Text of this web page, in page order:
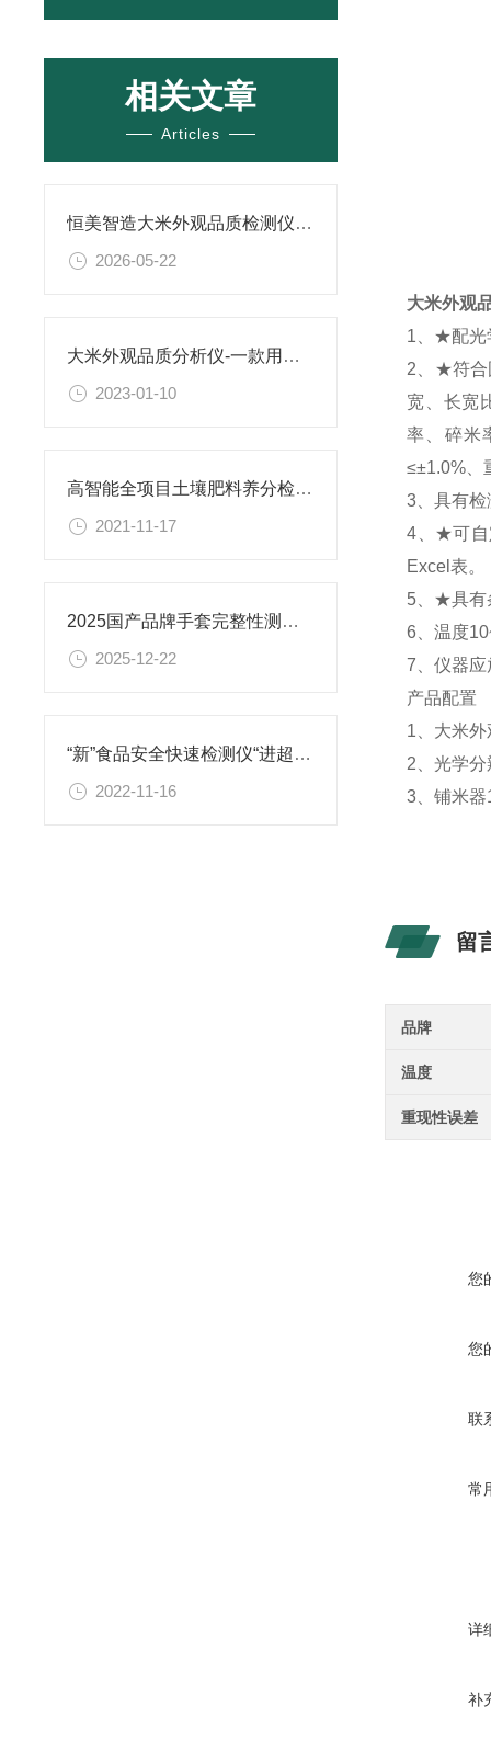
相关文章
Articles
恒美智造大米外观品质检测仪与国际品牌排名比较：稻米品质分析仪综合评测
2026-05-22
大米外观品质分析仪-一款用于各种类大米外观品质指标检测的仪器#2023
2023-01-10
高智能全项目土壤肥料养分检测仪价格@2021优惠厂家
2021-11-17
2025国产品牌手套完整性测试仪排名发布
2025-12-22
“新”食品安全快速检测仪“进超市”常态化检测活动“实不相瞒”
2022-11-16
大米外观
1、★配光
2、★符合
宽、长宽
率、碎米
≤±1.0%、
3、具有
4、★可自
Excel表
5、★具有
6、温度
7、仪器
产品配置
1、大米
2、光学
3、铺米器
留
品牌
温度
重现性误差
您
您
联
常
详
补